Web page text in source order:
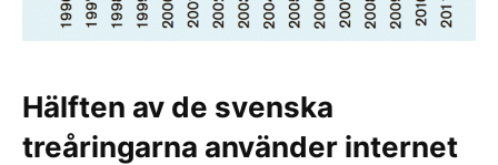
Hälften av de svenska
treåringarna använder internet